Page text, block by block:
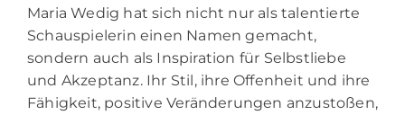
Maria Wedig hat sich nicht nur als talentierte
Schauspielerin einen Namen gemacht,
sondern auch als Inspiration für Selbstliebe
und Akzeptanz. Ihr Stil, ihre Offenheit und ihre
Fähigkeit, positive Veränderungen anzustoßen,